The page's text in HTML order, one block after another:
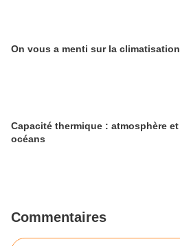
On vous a menti sur la climatisation
Capacité thermique : atmosphère et
océans
Commentaires